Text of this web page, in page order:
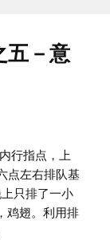
五－意
行指点，上
点左右排队基
只排了一小
鸡翅。利用排
世博会图记－连